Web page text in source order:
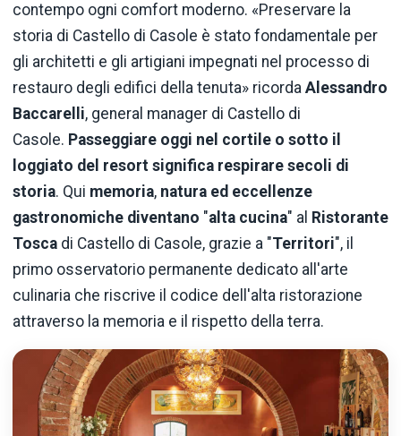
contempo ogni comfort moderno. «Preservare la
storia di Castello di Casole è stato fondamentale per
gli architetti e gli artigiani impegnati nel processo di
restauro degli edifici della tenuta» ricorda Alessandro
Baccarelli, general manager di Castello di
Casole. Passeggiare oggi nel cortile o sotto il
loggiato del resort significa respirare secoli di
storia. Qui memoria, natura ed eccellenze
gastronomiche diventano "alta cucina" al Ristorante
Tosca di Castello di Casole, grazie a "Territori", il
primo osservatorio permanente dedicato all'arte
culinaria che riscrive il codice dell'alta ristorazione
attraverso la memoria e il rispetto della terra.